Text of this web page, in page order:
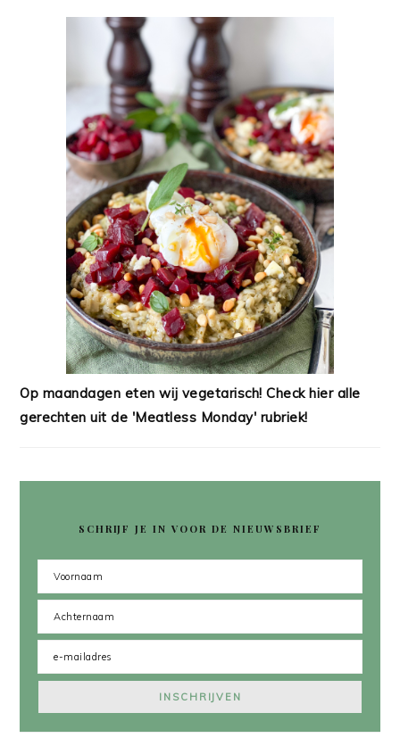
Op maandagen eten wij vegetarisch! Check hier alle
gerechten uit de 'Meatless Monday' rubriek!
SCHRIJF JE IN VOOR DE NIEUWSBRIEF